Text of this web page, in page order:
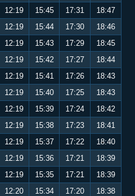
12:19 15:45 17:31
18:47
12:19 15:44 17:30
18:46
12:19 15:43 17:29
18:45
12:19 15:42 17:27
18:44
12:19 15:41 17:26
18:43
12:19 15:40 17:25
18:43
12:19 15:39 17:24
18:42
12:19 15:38 17:23
18:41
12:19 15:37 17:22
18:40
12:19 15:36 17:21
18:39
12:19 15:35 17:21
18:39
12:20 15:34 17:20
18:38